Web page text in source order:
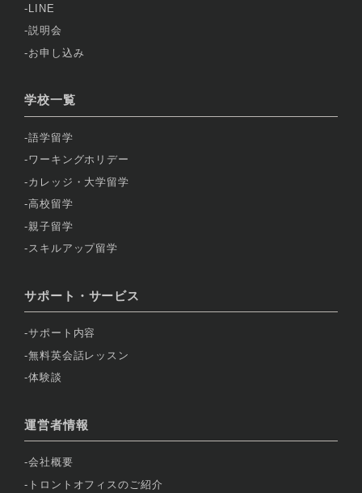
LINE
説明会
お申し込み
学校一覧
語学留学
ワーキングホリデー
カレッジ・大学留学
高校留学
親子留学
スキルアップ留学
サポート・サービス
サポート内容
無料英会話レッスン
体験談
運営者情報
会社概要
トロントオフィスのご紹介